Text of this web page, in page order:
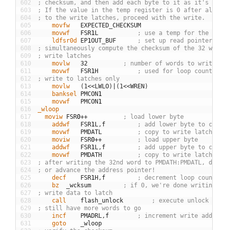
602
603
604
605
606
607
608
609
610
611
612
613
614
615
616
617
618
619
620
621
622
623
624
625
626
627
628
629
630
631
; checksum, and then add each byte to it as it's
; If the value in the temp register is 0 after all 64
; to the write latches, proceed with the write.
	movfw
EXPECTED CHECKSUM
	movwf
FSR1L
; use a temp for the
	ldfsr0d
EP1OUT BUF
; set up read pointer
; simultaneously compute the checksum of the 32
; write latches
	movlw
32
; number of words to write
	movwf
FSR1H
; used for loop count
; write to latches only
	movlw
( 1<<LWLO) ( 1<<WREN )
	banksel
PMCON1
	movwf
PMCON1
_wloop
moviw
FSR0++
; load lower byte
	addwf
FSR1L, f
; add lower byte to
	movwf
PMDATL
; copy to write latch
	moviw
FSR0++
; load upper byte
	addwf
FSR1L, f
; add upper byte to
	movwf
PMDATH
; copy to write latch
; after writing the 32nd word to PMDATH:PMDATL,
; or advance the address pointer!
	decf
FSR1H , f
; decrement loop count
	bz
wcksum
; if 0, we're done writing to
; write data to latch
	call
flash unlock
; execute unlock
; still have more words to go
	incf
PMADRL, f
; increment write address
	goto
wloop